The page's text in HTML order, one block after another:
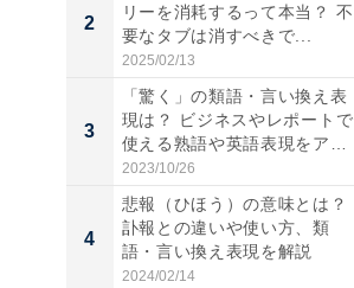
2
リーを消耗するって本当？ 不
要なタブは消すべきで...
2025/02/13
3
「驚く」の類語・言い換え表
現は？ ビジネスやレポートで
使える熟語や英語表現をア
ナ...
2023/10/26
4
悲報（ひほう）の意味とは？
訃報との違いや使い方、類
語・言い換え表現を解説
2024/02/14